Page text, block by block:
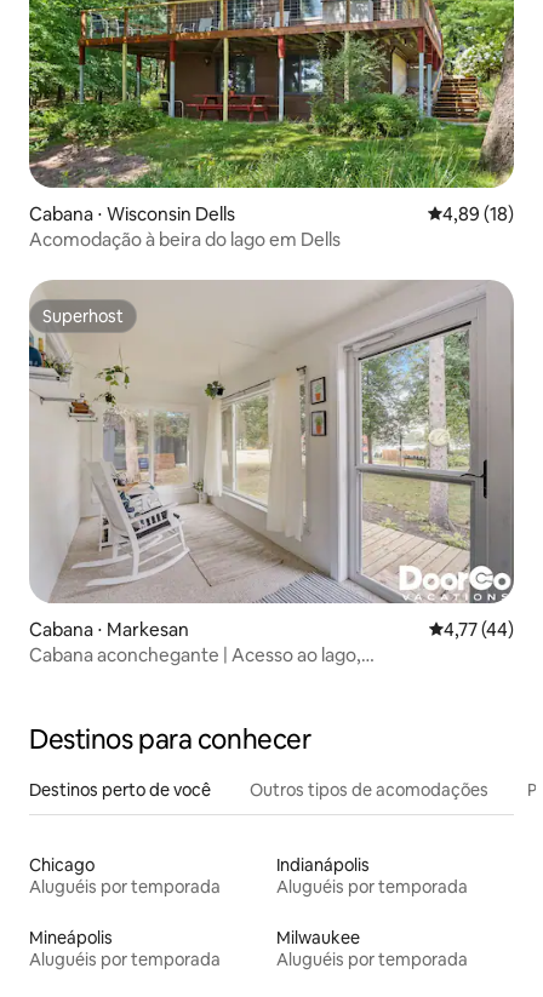
Cabana ⋅ Wisconsin Dells 4,89 de uma
4,89 (18)
Acomodação à beira do lago em Dells
Superhost
Superhost
Cabana ⋅ Markesan 4,77 de uma
4,77 (44)
Cabana aconchegante | Acesso ao lago,
Destinos para conhecer
Destinos perto de você Outros tipos de acomodações
Chicago
Aluguéis por temporada
Indianápolis
Aluguéis por temporada
Mineápolis
Aluguéis por temporada
Milwaukee
Aluguéis por temporada